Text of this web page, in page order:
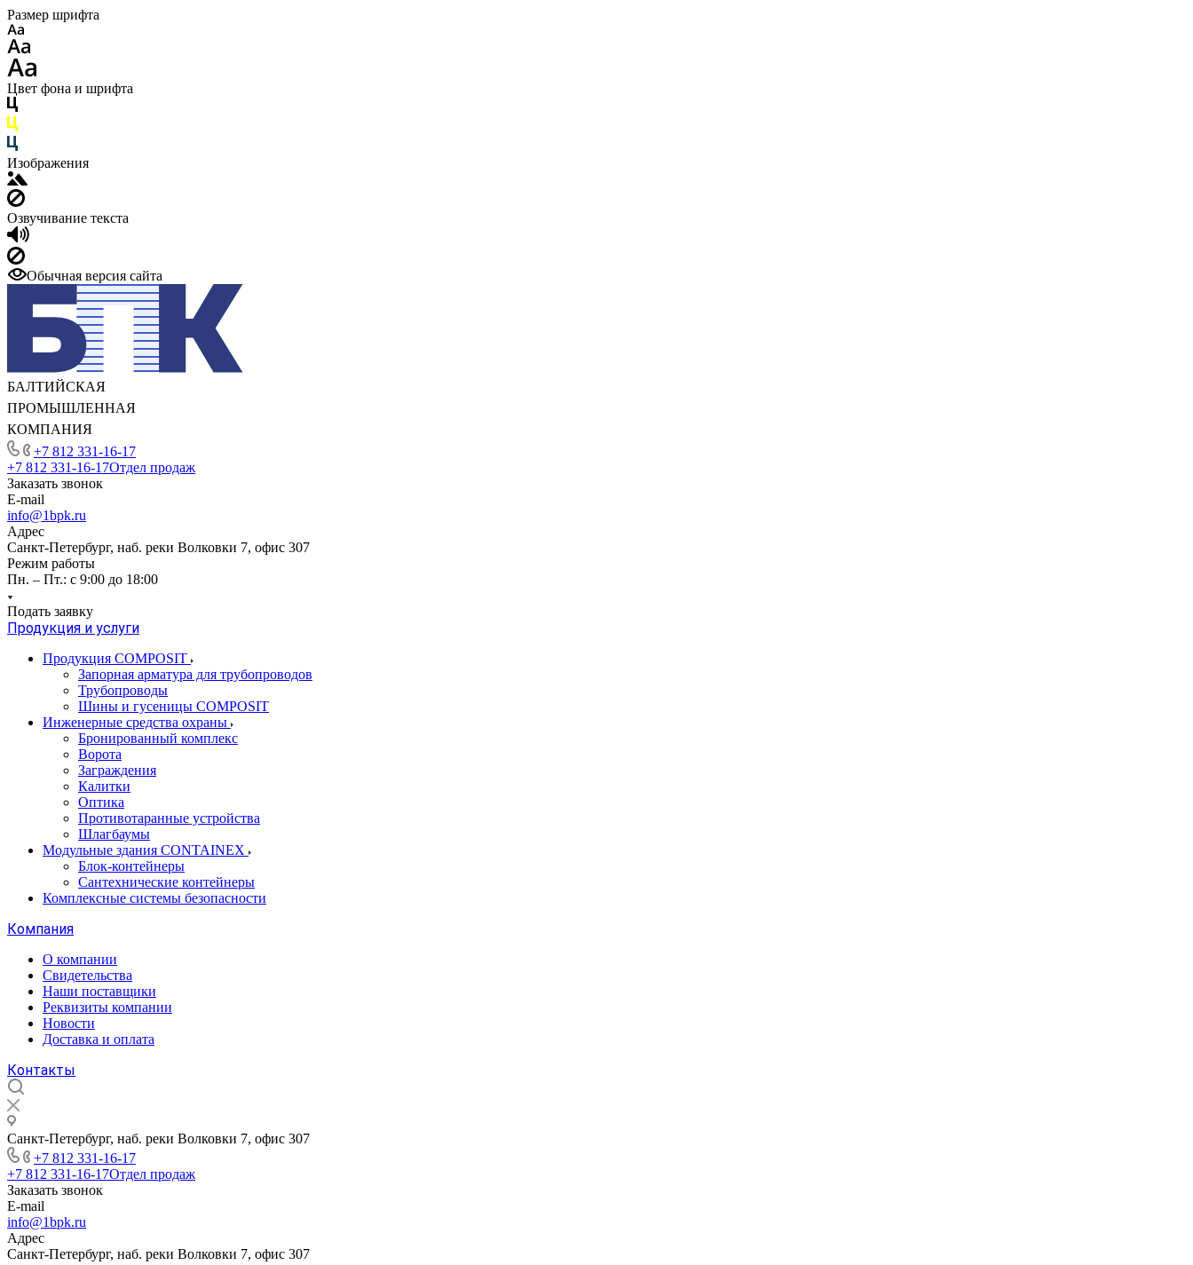
Размер шрифта
Цвет фона и шрифта
Изображения
Озвучивание текста
Обычная версия сайта
БАЛТИЙСКАЯ
ПРОМЫШЛЕННАЯ
КОМПАНИЯ
+7 812 331-16-17
+7 812 331-16-17Отдел продаж
Заказать звонок
E-mail
info@1bpk.ru
Адрес
Санкт-Петербург, наб. реки Волковки 7, офис 307
Режим работы
Пн. – Пт.: с 9:00 до 18:00
Подать заявку
Продукция и услуги
Продукция COMPOSIT
Запорная арматура для трубопроводов
Трубопроводы
Шины и гусеницы COMPOSIT
Инженерные средства охраны
Бронированный комплекс
Ворота
Заграждения
Калитки
Оптика
Противотаранные устройства
Шлагбаумы
Модульные здания CONTAINEX
Блок-контейнеры
Сантехнические контейнеры
Комплексные системы безопасности
Компания
О компании
Свидетельства
Наши поставщики
Реквизиты компании
Новости
Доставка и оплата
Контакты
Санкт-Петербург, наб. реки Волковки 7, офис 307
+7 812 331-16-17
+7 812 331-16-17Отдел продаж
Заказать звонок
E-mail
info@1bpk.ru
Адрес
Санкт-Петербург, наб. реки Волковки 7, офис 307